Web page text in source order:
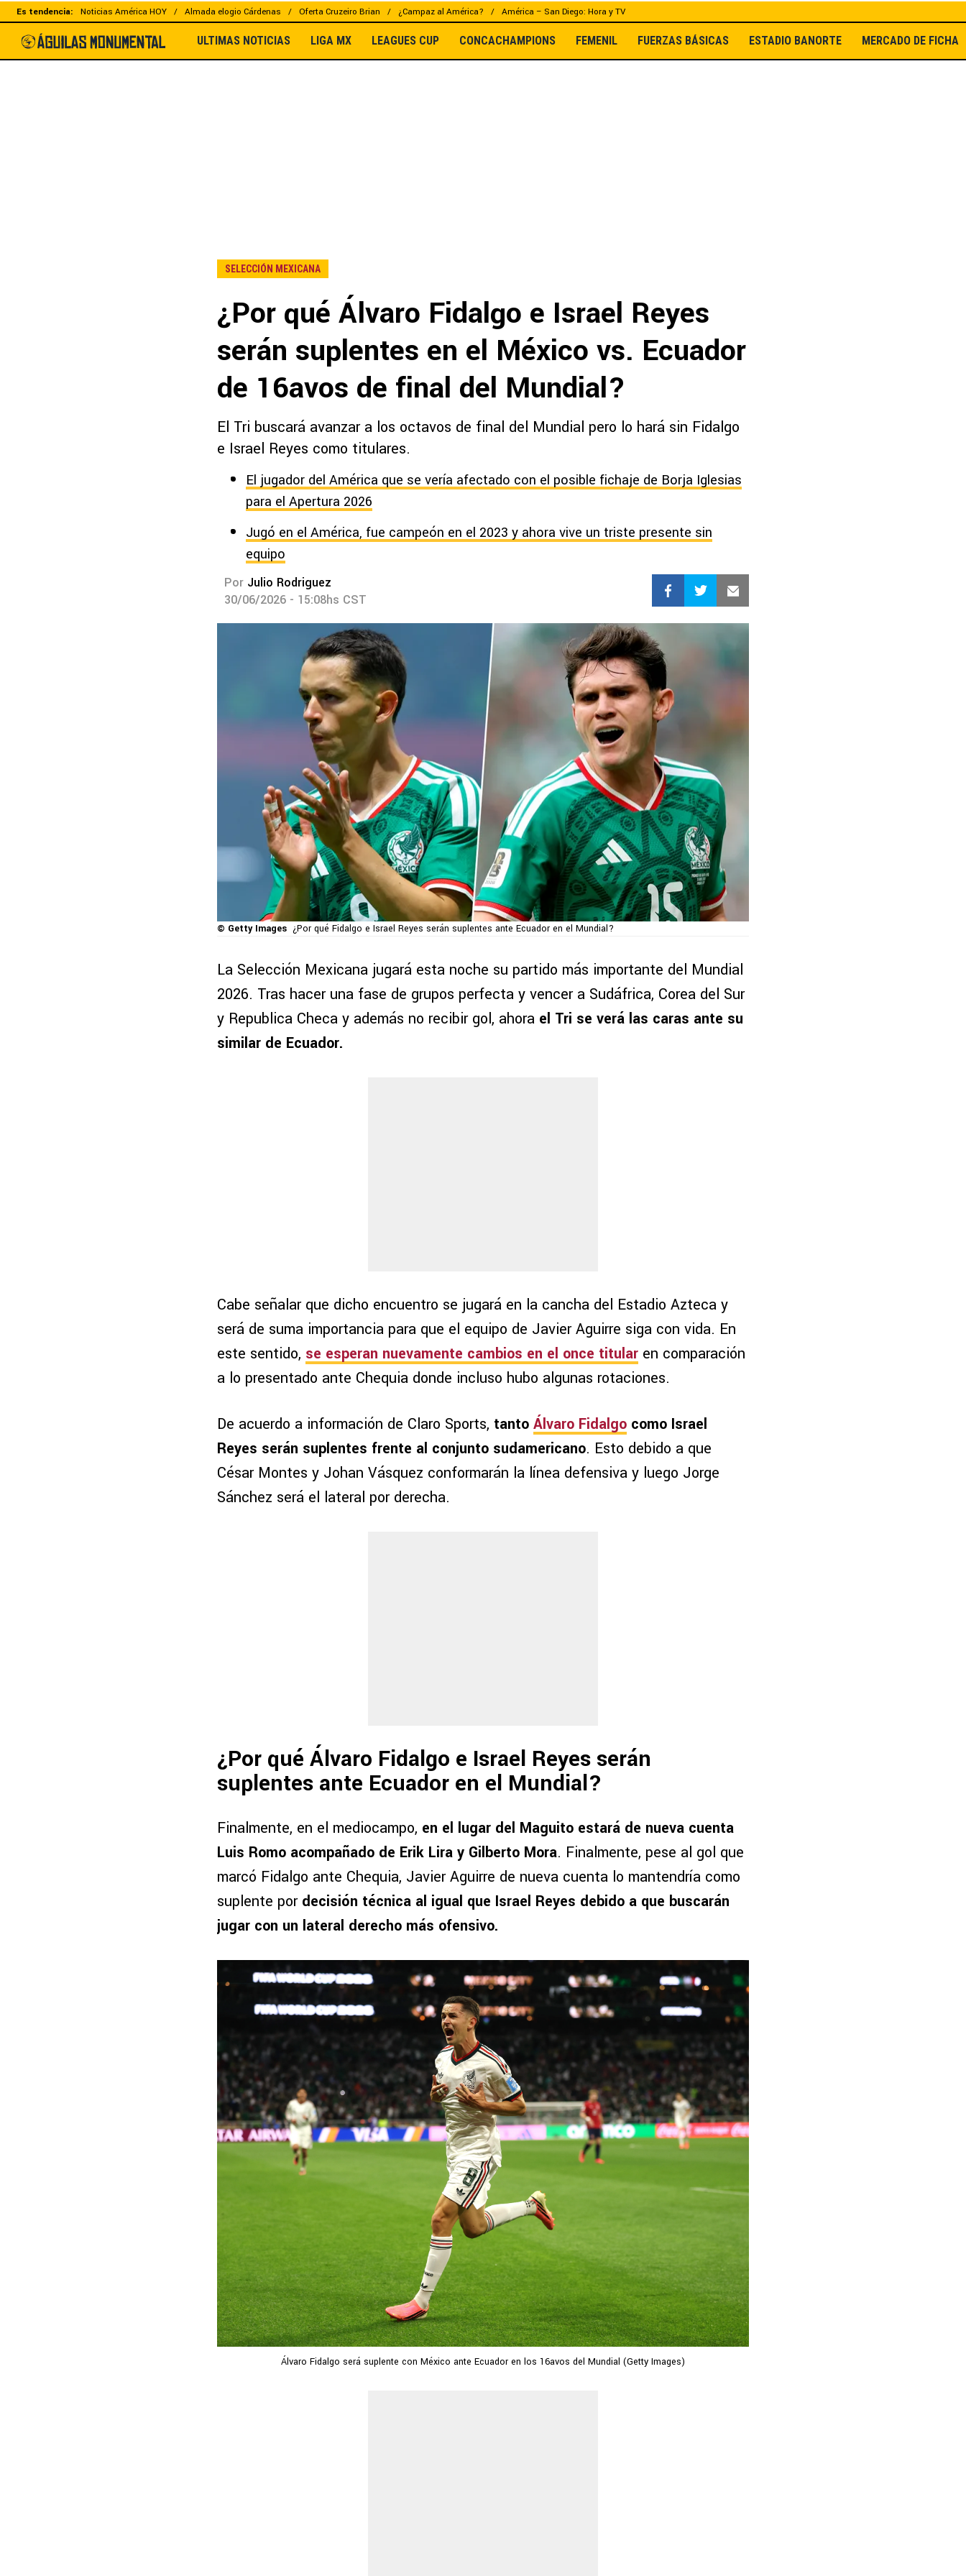
Es tendencia: Noticias América HOY Almada elogio Cárdenas Oferta Cruzeiro Brian ¿Campaz al América? América – San Diego: Hora y TV
ULTIMAS NOTICIAS LIGA MX LEAGUES CUP CONCACHAMPIONS FEMENIL FUERZAS BÁSICAS ESTADIO BANORTE MERCADO DE
SELECCIÓN MEXICANA
¿Por qué Álvaro Fidalgo e Israel Reyes
serán suplentes en el México vs. Ecuador
de 16avos de final del Mundial?
El Tri buscará avanzar a los octavos de final del Mundial pero lo hará sin Fidalgo
e Israel Reyes como titulares.
El jugador del América que se vería afectado con el posible fichaje de Borja Iglesias
para el Apertura 2026
Jugó en el América, fue campeón en el 2023 y ahora vive un triste presente sin
equipo
Por Julio Rodriguez
30/06/2026 - 15:08hs CST
© Getty Images ¿Por qué Fidalgo e Israel Reyes serán suplentes ante Ecuador en el Mundial?
La Selección Mexicana jugará esta noche su partido más importante del Mundial
2026. Tras hacer una fase de grupos perfecta y vencer a Sudáfrica, Corea del Sur
y Republica Checa y además no recibir gol, ahora el Tri se verá las caras ante su
similar de Ecuador.
Cabe señalar que dicho encuentro se jugará en la cancha del Estadio Azteca y
será de suma importancia para que el equipo de Javier Aguirre siga con vida. En
este sentido, se esperan nuevamente cambios en el once titular en comparación
a lo presentado ante Chequia donde incluso hubo algunas rotaciones.
De acuerdo a información de Claro Sports, tanto Álvaro Fidalgo como Israel
Reyes serán suplentes frente al conjunto sudamericano. Esto debido a que
César Montes y Johan Vásquez conformarán la línea defensiva y luego Jorge
Sánchez será el lateral por derecha.
¿Por qué Álvaro Fidalgo e Israel Reyes serán
suplentes ante Ecuador en el Mundial?
Finalmente, en el mediocampo, en el lugar del Maguito estará de nueva cuenta
Luis Romo acompañado de Erik Lira y Gilberto Mora. Finalmente, pese al gol que
marcó Fidalgo ante Chequia, Javier Aguirre de nueva cuenta lo mantendría como
suplente por decisión técnica al igual que Israel Reyes debido a que buscarán
jugar con un lateral derecho más ofensivo.
Álvaro Fidalgo será suplente con México ante Ecuador en los 16avos del Mundial (Getty Images)